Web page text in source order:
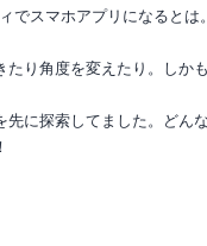
でスマホアプリになるとは。
り角度を変えたり。しか
に探索してました。どん